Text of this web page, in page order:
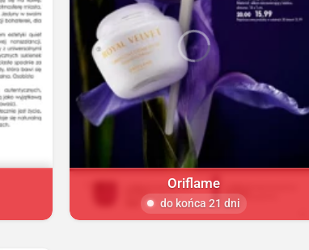
Oriflame
do końca 21 dni